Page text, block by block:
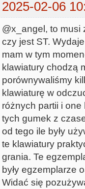
2025-02-06
@x_angel, to
czy jest ST.
mam w tym
klawiatury chodzą
porównywaliśmy
klawiaturę w
różnych partii i
tych gumek z
od tego ile były
te klawiatury
grania. Te
były egzemplarze
Widać się